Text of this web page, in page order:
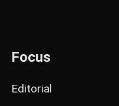
Focus
Editorial